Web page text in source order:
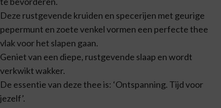
Deze rustgevende kruiden en specerijen met geurige
pepermunt en zoete venkel vormen een perfecte thee
vlak voor het slapen gaan.
Geniet van een diepe, rustgevende slaap en wordt
verkwikt wakker.
De essentie van deze thee is: ‘Ontspanning. Tijd voor
jezelf’.